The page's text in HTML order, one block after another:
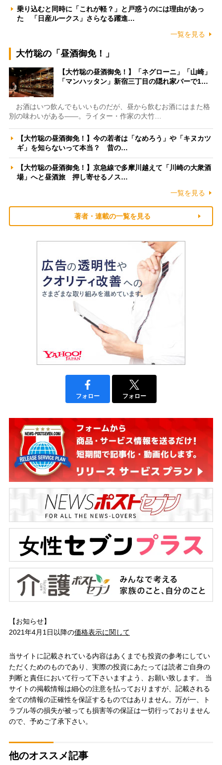
乗り込むと同時に「これが軽？」と戸惑うのには理由があっ
た 「日産ルークス」さらなる躍進…
一覧を見る
大竹聡の「昼酒御免！」
【大竹聡の昼酒御免！】「ネグローニ」「山崎」
「マンハッタン」新宿三丁目の隠れ家バーで1…
お酒はいつ飲んでもいいものだが、昼から飲むお酒にはまた格
別の味わいがある――。ライター・作家の大竹…
【大竹聡の昼酒御免！】今の若者は「なめろう」や「キヌカツ
ギ」を知らないって本当？ 昔の…
【大竹聡の昼酒御免！】京急線で多摩川越えて「川崎の大衆酒
場」へと昼酒旅 押し寄せるノス…
一覧を見る
著者・連載の一覧を見る
フォロー フォロー
【お知らせ】
2021年4月1日以降の価格表示に関して
当サイトに記載されている内容はあくまでも投資の参考にしてい
ただくためのものであり、実際の投資にあたっては読者ご自身の
判断と責任において行って下さいますよう、お願い致します。 当
サイトの掲載情報は細心の注意を払っておりますが、記載される
全ての情報の正確性を保証するものではありません。万が一、ト
ラブル等の損失が被っても損害等の保証は一切行っておりません
ので、予めご了承下さい。
他のオススメ記事